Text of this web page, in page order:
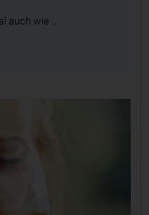
auch wie